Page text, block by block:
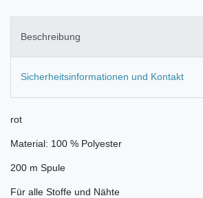
Beschreibung
Sicherheitsinformationen und Kontakt
rot
Material: 100 % Polyester
200 m Spule
Für alle Stoffe und Nähte